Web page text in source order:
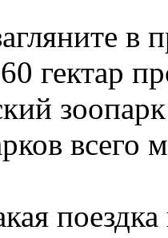
в
гектар
всего